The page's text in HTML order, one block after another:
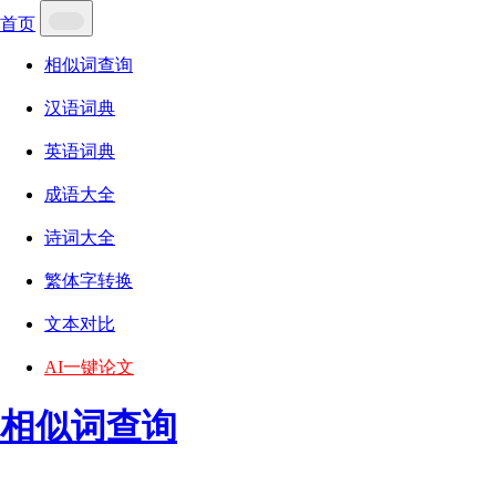
首页
相似词查询
汉语词典
英语词典
成语大全
诗词大全
繁体字转换
文本对比
AI一键论文
相似词查询